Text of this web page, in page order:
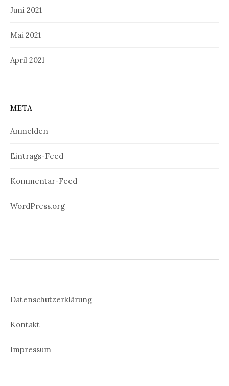
Juni 2021
Mai 2021
April 2021
META
Anmelden
Eintrags-Feed
Kommentar-Feed
WordPress.org
Datenschutzerklärung
Kontakt
Impressum